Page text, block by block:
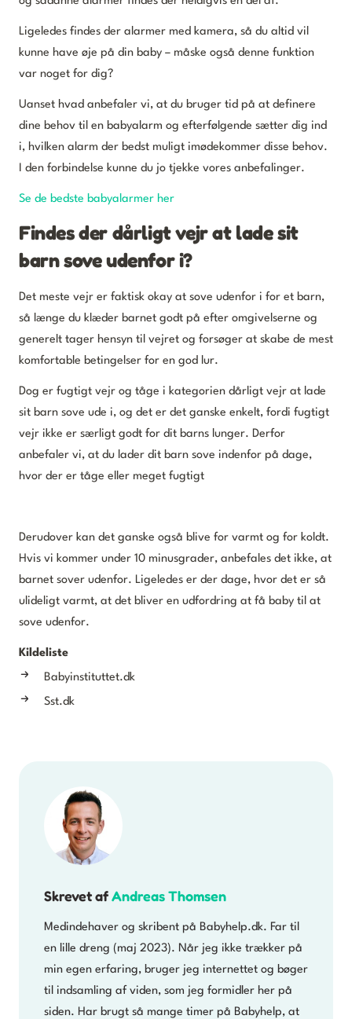
Ligeledes findes der alarmer med kamera, så du altid vil
kunne have øje på din baby – måske også denne funktion
var noget for dig?
Uanset hvad anbefaler vi, at du bruger tid på at definere
dine behov til en babyalarm og efterfølgende sætter dig ind
i, hvilken alarm der bedst muligt imødekommer disse behov.
I den forbindelse kunne du jo tjekke vores anbefalinger.
Se de bedste babyalarmer her
Findes der dårligt vejr at lade sit
barn sove udenfor i?
Det meste vejr er faktisk okay at sove udenfor i for et barn,
så længe du klæder barnet godt på efter omgivelserne og
generelt tager hensyn til vejret og forsøger at skabe de mest
komfortable betingelser for en god lur.
Dog er fugtigt vejr og tåge i kategorien dårligt vejr at lade
sit barn sove ude i, og det er det ganske enkelt, fordi fugtigt
vejr ikke er særligt godt for dit barns lunger. Derfor
anbefaler vi, at du lader dit barn sove indenfor på dage,
hvor der er tåge eller meget fugtigt
Derudover kan det ganske også blive for varmt og for koldt.
Hvis vi kommer under 10 minusgrader, anbefales det ikke, at
barnet sover udenfor. Ligeledes er der dage, hvor det er så
ulideligt varmt, at det bliver en udfordring at få baby til at
sove udenfor.
Kildeliste
Babyinstituttet.dk
Sst.dk
Skrevet afAndreas Thomsen
Medindehaver og skribent på Babyhelp.dk. Far til
en lille dreng (maj 2023). Når jeg ikke trækker på
min egen erfaring, bruger jeg internettet og bøger
til indsamling af viden, som jeg formidler her på
siden. Har brugt så mange timer på Babyhelp, at